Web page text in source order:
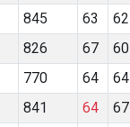
845 63
62
826 67
60
770 64
64
841 64
67